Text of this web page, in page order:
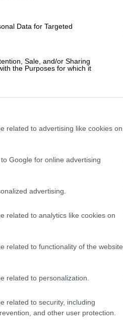
Data for Targeted
Sale, and/or Sharing
the Purposes for which it
related to advertising like cookies on
Google for online advertising
advertising.
related to analytics like cookies on
related to functionality of the website
related to personalization.
related to security, including
and other user protection.
ο πρώην τεχνικός
της, με αποτέλεσμα
Το κλίμα στις
χρόνια ο
τηρήθηκε
την
εκατοντάδες από τα
minuto di
|
fkKpUQrroY